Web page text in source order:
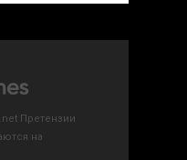
Претензии
на